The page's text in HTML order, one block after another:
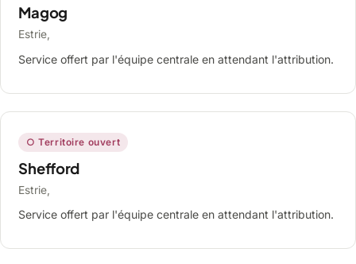
Magog
Estrie,
Service offert par l'équipe centrale en attendant l'attribution.
○ Territoire ouvert
Shefford
Estrie,
Service offert par l'équipe centrale en attendant l'attribution.